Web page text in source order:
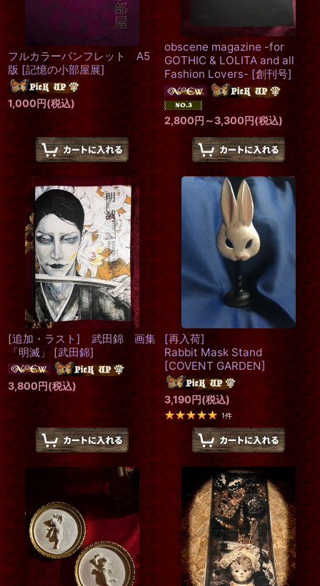
フルカラーパンフレット A5
版 [記憶の小部屋展]
1,000円(税込)
obscene magazine -for
GOTHIC & LOLITA and all
Fashion Lovers- [創刊号]
2,800円 ～3,300円(税込)
[追加・ラスト] 武田錦 画集
「明滅」 [武田錦]
3,800円(税込)
[再入荷]
Rabbit Mask Stand
[COVENT GARDEN]
3,190円(税込)
1件